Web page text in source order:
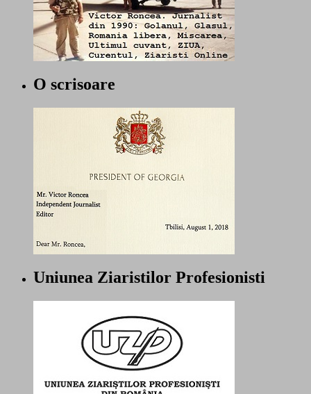
O scrisoare
Uniunea Ziaristilor Profesionisti